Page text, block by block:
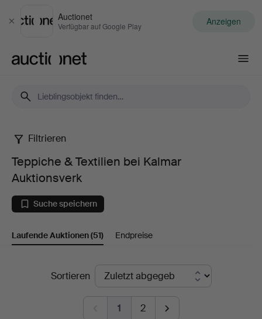
Schließen
Auctionet
Verfügbar auf Google Play Anzeigen
Teppiche
Textilien
bei
Auktionsverk
Filtrieren
Teppiche & Textilien bei Kalmar
Auktionsverk
Suche speichern
Laufende Auktionen(51) Endpreise
LaufendeSortieren
1 2